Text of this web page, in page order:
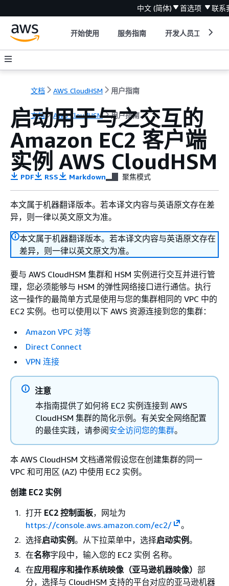
中文 (简体) 首选项 联系
开始使用 服务指南 开发人员工具
文档 AWS CloudHSM 用户指南
文档 AWS CloudHSM 用户指南
启动用于与之交互的
Amazon EC2 客户端
实例 AWS CloudHSM
PDF RSS Markdown 聚焦模式
本文属于机器翻译版本。若本译文内容与英语原文存在差
异，则一律以英文原文为准。
本文属于机器翻译版本。若本译文内容与英语原文存在
差异，则一律以英文原文为准。
要与 AWS CloudHSM 集群和 HSM 实例进行交互并进行管
理，您必须能够与 HSM 的弹性网络接口进行通信。执行
这一操作的最简单方式是使用与您的集群相同的 VPC 中的
EC2 实例。也可以使用以下 AWS 资源连接到您的集群：
Amazon VPC 对等
Direct Connect
VPN 连接
注意
本指南提供了如何将 EC2 实例连接到 AWS
CloudHSM 集群的简化示例。有关安全网络配置
的最佳实践，请参阅安全访问您的集群。
本 AWS CloudHSM 文档通常假设您在创建集群的同一
VPC 和可用区 (AZ) 中使用 EC2 实例。
创建 EC2 实例
打开 EC2 控制面板，网址为
https://console.aws.amazon.com/ec2/
。
选择启动实例。从下拉菜单中，选择启动实例。
在名称字段中，输入您的 EC2 实例 名称。
在应用程序和操作系统映像（亚马逊机器映像） 部
分，选择与 CloudHSM 支持的平台对应的亚马逊机器